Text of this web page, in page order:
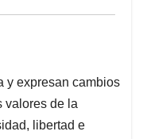
y expresan cambios
valores de la
libertad e